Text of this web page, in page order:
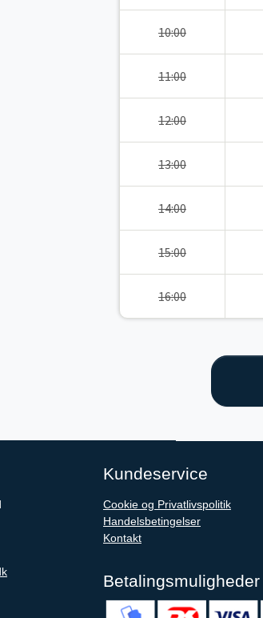
10:00
11:00
12:00
13:00
14:00
15:00
16:00
Kundeservice
Cookie og Privatlivspolitik
Handelsbetingelser
Kontakt
Betalingsmuligheder